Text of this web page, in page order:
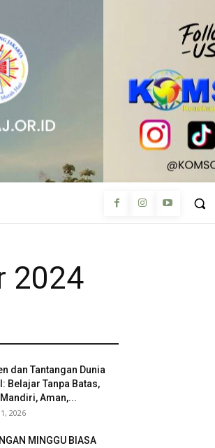
2024
dan Tantangan Dunia
Belajar Tanpa Batas,
Aman,...
2026
MINGGU BIASA